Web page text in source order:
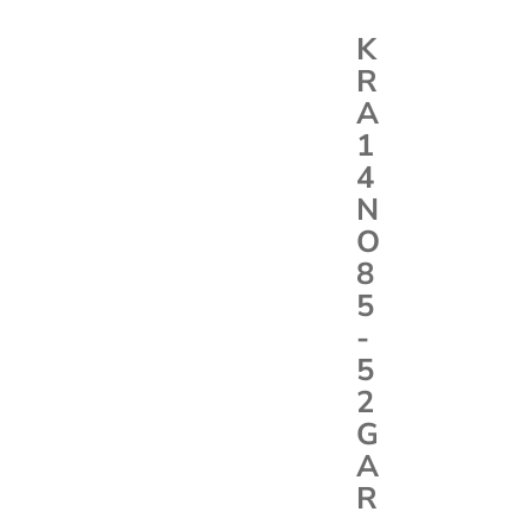
K
R
A
1
4
N
O
8
5
-
5
2
G
A
R